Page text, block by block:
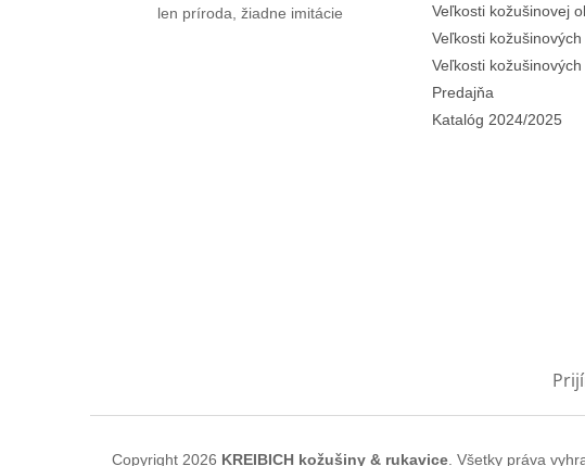
len príroda, žiadne imitácie
Veľkosti kožušinovej
Veľkosti
Veľkosti
Predajňa
Katalóg 2024/2025
Copyright 2026 KREIBICH kožušiny & rukavice . Všetky práva